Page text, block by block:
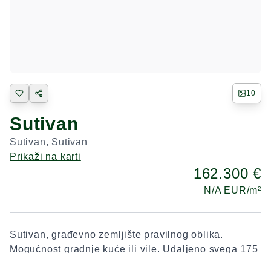
10
Sutivan
Sutivan, Sutivan
Prikaži na karti
162.300 €
N/A EUR/m²
Sutivan, građevno zemljište pravilnog oblika.
Mogućnost gradnje kuće ili vile. Udaljeno svega 175